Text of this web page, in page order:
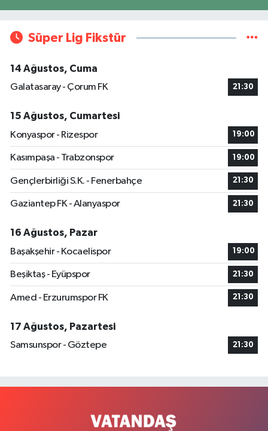
Süper Lig Fikstür
14 Ağustos, Cuma
Galatasaray - Çorum FK
21:30
15 Ağustos, Cumartesi
Konyaspor - Rizespor
19:00
Kasımpaşa - Trabzonspor 19:00
Gençlerbirliği S.K. - Fenerbahçe 21:30
Gaziantep FK - Alanyaspor 21:30
16 Ağustos, Pazar
Başakşehir - Kocaelispor
19:00
Beşiktaş - Eyüpspor 21:30
Amed - Erzurumspor FK 21:30
17 Ağustos, Pazartesi
Samsunspor - Göztepe
21:30